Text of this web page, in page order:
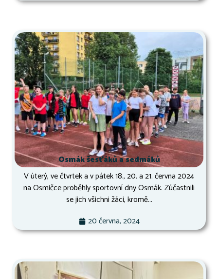
Osmák šesťáků a sedmáků
V úterý, ve čtvrtek a v pátek 18., 20. a 21. června 2024
na Osmičce proběhly sportovní dny Osmák. Zúčastnili
se jich všichni žáci, kromě...
20 června, 2024